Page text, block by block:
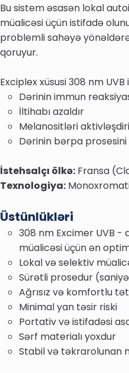
Bu sistem əsasən lokal
müalicəsi üçün istifadə
problemli sahəyə
qoruyur.
Exciplex xüsusi 308 nm UVB
Dərinin immun
İltihabı azaldır
Melanositləri
Dərinin bərpa prosesini
İstehsalçı ölkə: Fransa
Texnologiya:
Üstünlükləri
308 nm Excimer UVB -
müalicəsi üçün ən
Lokal və selektiv
Sürətli prosedur
Ağrısız və komfortlu
Minimal yan təsir riski
Portativ və istifadəsi
Sərf materialı yoxdur
Stabil və təkrarolunan